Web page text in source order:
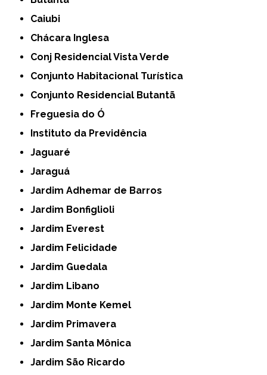
Caiubi
Chácara Inglesa
Conj Residencial Vista Verde
Conjunto Habitacional Turística
Conjunto Residencial Butantã
Freguesia do Ó
Instituto da Previdência
Jaguaré
Jaraguá
Jardim Adhemar de Barros
Jardim Bonfiglioli
Jardim Everest
Jardim Felicidade
Jardim Guedala
Jardim Libano
Jardim Monte Kemel
Jardim Primavera
Jardim Santa Mônica
Jardim São Ricardo